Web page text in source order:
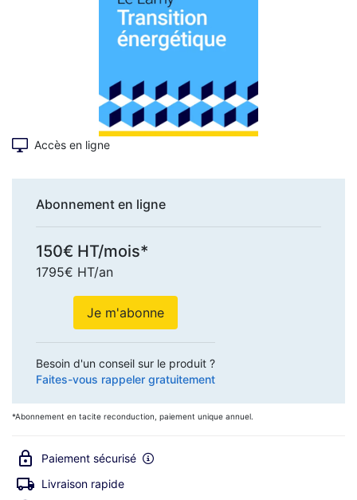
Accès en ligne
Abonnement en ligne
150€ HT/mois*
1795€ HT/an
Je m'abonne
Besoin d'un conseil sur le produit ?
Faites-vous rappeler gratuitement
*Abonnement en tacite reconduction, paiement unique annuel.
Paiement sécurisé
Livraison rapide